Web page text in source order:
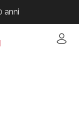
anni
anni